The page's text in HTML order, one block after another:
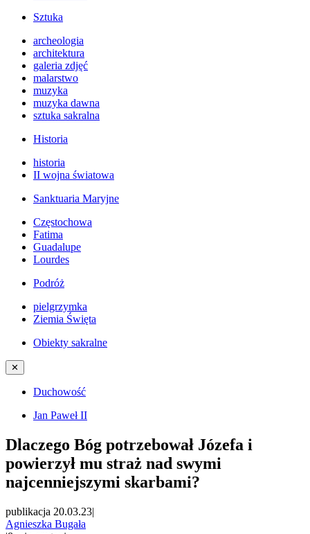
Sztuka
archeologia
architektura
galeria zdjęć
malarstwo
muzyka
muzyka dawna
sztuka sakralna
Historia
historia
II wojna światowa
Sanktuaria Maryjne
Częstochowa
Fatima
Guadalupe
Lourdes
Podróż
pielgrzymka
Ziemia Święta
Obiekty sakralne
✕
Duchowość
Jan Paweł II
Dlaczego Bóg potrzebował Józefa i
powierzył mu straż nad swymi
najcenniejszymi skarbami?
publikacja 20.03.23|
Agnieszka Bugała